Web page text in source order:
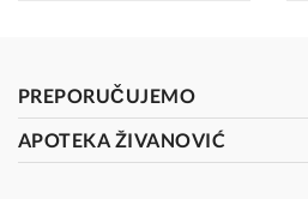
PREPORUČUJEMO
APOTEKA ŽIVANOVIĆ